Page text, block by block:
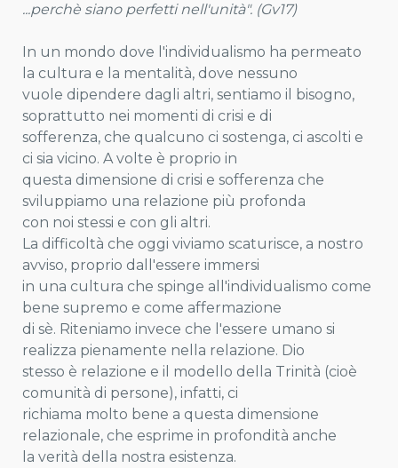
...perchè siano perfetti nell'unità". (Gv17)
In un mondo dove l'individualismo ha permeato
la cultura e la mentalità, dove nessuno
vuole dipendere dagli altri, sentiamo il bisogno,
soprattutto nei momenti di crisi e di
sofferenza, che qualcuno ci sostenga, ci ascolti e
ci sia vicino. A volte è proprio in
questa dimensione di crisi e sofferenza che
sviluppiamo una relazione più profonda
con noi stessi e con gli altri.
La difficoltà che oggi viviamo scaturisce, a nostro
avviso, proprio dall'essere immersi
in una cultura che spinge all'individualismo come
bene supremo e come affermazione
di sè. Riteniamo invece che l'essere umano si
realizza pienamente nella relazione. Dio
stesso è relazione e il modello della Trinità (cioè
comunità di persone), infatti, ci
richiama molto bene a questa dimensione
relazionale, che esprime in profondità anche
la verità della nostra esistenza.